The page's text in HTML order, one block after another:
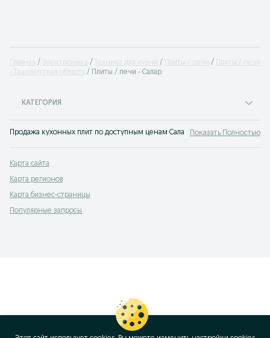
Главная Электроника Техника для кухни Плиты / печи
Плиты / печи
- Ташкентская область
Плиты / печи - Салар
КАТЕГОРИЯ
Продажа кухонных плит по доступным ценам Салар: газовая плита,
Показать Полностью
Карта сайта
Карта регионов
Карта бизнес-страницы
Популярные запросы